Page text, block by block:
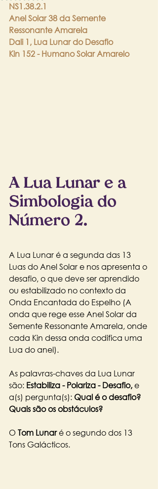
NS1.38.2.1
Anel Solar 38 da Semente
Ressonante Amarela
Dali 1, Lua Lunar do Desafio
Kin 152 - Humano Solar Amarelo
A Lua Lunar e a
Simbologia do
Número 2.
A Lua Lunar é a segunda das 13
Luas do Anel Solar e nos apresenta o
desafio, o que deve ser aprendido
ou estabilizado no contexto da
Onda Encantada do Espelho (A
onda que rege esse Anel Solar da
Semente Ressonante Amarela, onde
cada Kin dessa onda codifica uma
Lua do anel).
As palavras-chaves da Lua Lunar
são: Estabiliza - Polariza - Desafio, e
a(s) pergunta(s): Qual é o desafio?
Quais são os obstáculos?
O Tom Lunar é o segundo dos 13
Tons Galácticos.